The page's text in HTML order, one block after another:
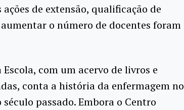
de extensão, qualificação de
o número de docentes foram
com um acervo de livros e
conta a história da enfermagem no
passado. Embora o Centro